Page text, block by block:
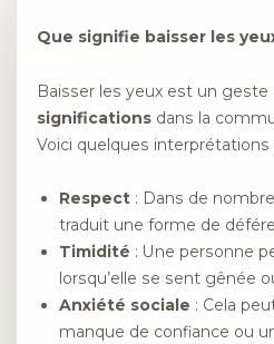
Que signifie baisser les
Baisser les yeux est un geste
significations dans la
Voici quelques interprétations
Respect : Dans de
traduit une forme de
Timidité : Une personne
lorsqu’elle se sent gênée
Anxiété sociale : Cela
manque de confiance ou